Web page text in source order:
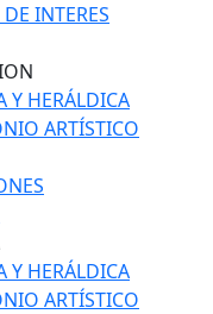
INTERES
Y HERÁLDICA
ARTÍSTICO
Y HERÁLDICA
ARTÍSTICO